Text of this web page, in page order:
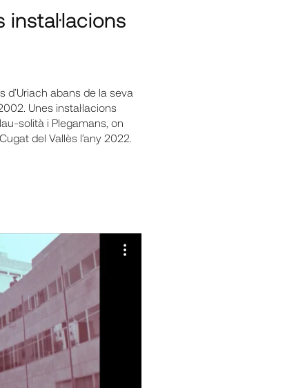
d’Uriach abans de la seva
Unes instal·lacions
solità i Plegamans, on
del Vallès l’any 2022.